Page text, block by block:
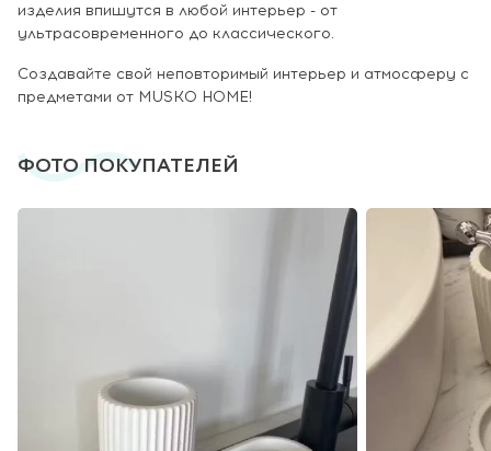
изделия впишутся в любой интерьер - от
ультрасовременного до классического.
Создавайте свой неповторимый интерьер и атмосферу с
предметами от MUSKO HOME!
ФОТО ПОКУПАТЕЛЕЙ